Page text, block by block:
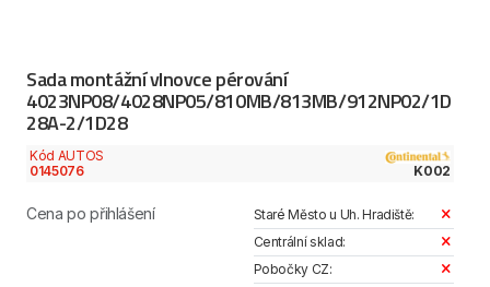
Sada montážní vlnovce pérování
4023NP08/4028NP05/810MB/813MB/912NP02/1D
28A-2/1D28
Kód AUTOS
0145076
K002
Cena po přihlášení
Staré Město u Uh. Hradiště:
Centrální sklad:
Pobočky CZ: